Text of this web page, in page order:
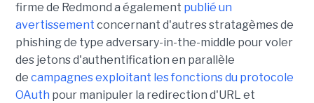
firme de Redmond a également publié un
avertissement concernant d'autres stratagèmes de
phishing de type adversary-in-the-middle pour voler
des jetons d'authentification en parallèle
de campagnes exploitant les fonctions du protocole
OAuth pour manipuler la redirection d'URL et